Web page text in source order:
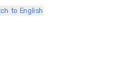
to English